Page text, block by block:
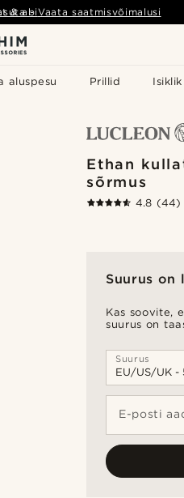
aluspesu Prillid
- Vaata saatmisvõimalusi
& abi
Ethan
sõrmus
4.8 (44)
Suurus on
Kas soovite,
suurus on
Suurus
E-posti